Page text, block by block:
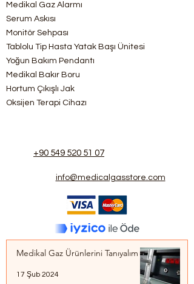
Medikal Gaz Alarmı
Serum Askısı
Monitör Sehpası
Tablolu Tip Hasta Yatak Başı Ünitesi
Yoğun Bakım Pendantı
Medikal Bakır Boru
Hortum Çıkışlı Jak
Oksijen Terapi Cihazı
+90 549 520 51 07
info@medicalgasstore.com
Medikal Gaz Ürünlerini Tanıyalım
17 Şub 2024